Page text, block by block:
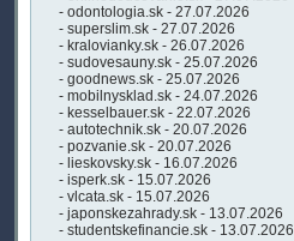
- odontologia.sk - 27.07.2026
- superslim.sk - 27.07.2026
- kralovianky.sk - 26.07.2026
- sudovesauny.sk - 25.07.2026
- goodnews.sk - 25.07.2026
- mobilnysklad.sk - 24.07.2026
- kesselbauer.sk - 22.07.2026
- autotechnik.sk - 20.07.2026
- pozvanie.sk - 20.07.2026
- lieskovsky.sk - 16.07.2026
- isperk.sk - 15.07.2026
- vlcata.sk - 15.07.2026
- japonskezahrady.sk - 13.07.2026
- studentskefinancie.sk - 13.07.2026